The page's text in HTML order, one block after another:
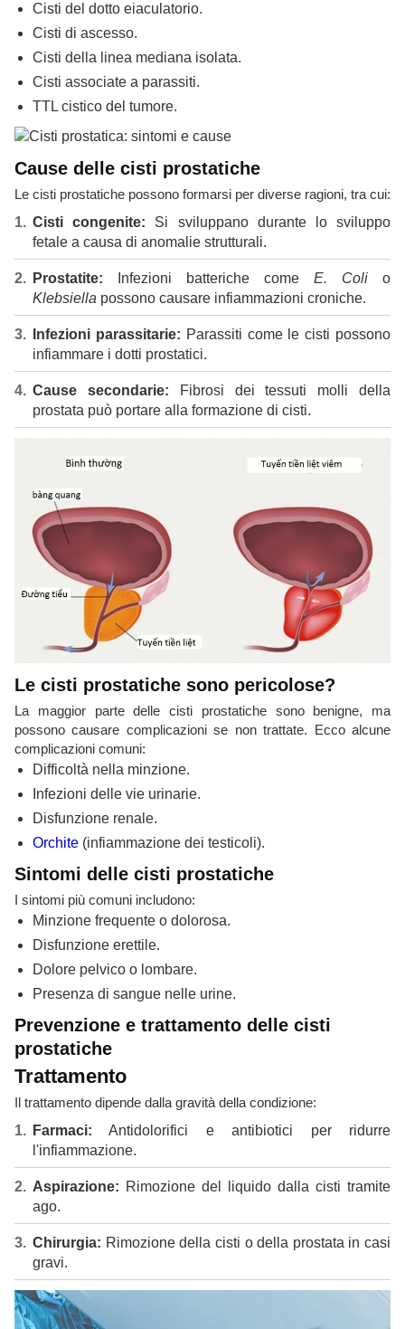
Cisti del dotto eiaculatorio.
Cisti di ascesso.
Cisti della linea mediana isolata.
Cisti associate a parassiti.
TTL cistico del tumore.
Cause delle cisti prostatiche
Le cisti prostatiche possono formarsi per diverse ragioni, tra cui:
Cisti congenite: Si sviluppano durante lo sviluppo
fetale a causa di anomalie strutturali.
Prostatite: Infezioni batteriche come E. Coli o
Klebsiella possono causare infiammazioni croniche.
Infezioni parassitarie: Parassiti come le cisti possono
infiammare i dotti prostatici.
Cause secondarie: Fibrosi dei tessuti molli della
prostata può portare alla formazione di cisti.
Le cisti prostatiche sono pericolose?
La maggior parte delle cisti prostatiche sono benigne, ma
possono causare complicazioni se non trattate. Ecco alcune
complicazioni comuni:
Difficoltà nella minzione.
Infezioni delle vie urinarie.
Disfunzione renale.
Orchite (infiammazione dei testicoli).
Sintomi delle cisti prostatiche
I sintomi più comuni includono:
Minzione frequente o dolorosa.
Disfunzione erettile.
Dolore pelvico o lombare.
Presenza di sangue nelle urine.
Prevenzione e trattamento delle cisti
prostatiche
Trattamento
Il trattamento dipende dalla gravità della condizione:
Farmaci: Antidolorifici e antibiotici per ridurre
l'infiammazione.
Aspirazione: Rimozione del liquido dalla cisti tramite
ago.
Chirurgia: Rimozione della cisti o della prostata in casi
gravi.